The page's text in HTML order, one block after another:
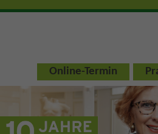
Online-Termin